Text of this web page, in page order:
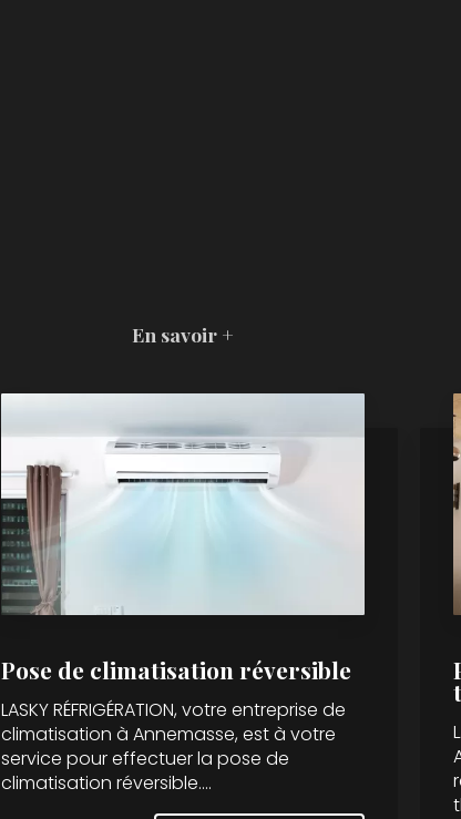
En savoir +
Pose de climatisation réversible
LASKY RÉFRIGÉRATION, votre entreprise de
climatisation à Annemasse, est à votre
service pour effectuer la pose de
climatisation réversible....